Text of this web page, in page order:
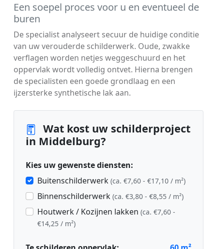
Een soepel proces voor u en eventueel de
buren
De specialist analyseert secuur de huidige conditie
van uw verouderde schilderwerk. Oude, zwakke
verflagen worden netjes weggeschuurd en het
oppervlak wordt volledig ontvet. Hierna brengen
de specialisten een goede grondlaag en een
ijzersterke synthetische lak aan.
Wat kost uw schilderproject
in Middelburg?
Kies uw gewenste diensten:
Buitenschilderwerk (ca. €7,60 - €17,10 / m²)
Binnenschilderwerk (ca. €3,80 - €8,55 / m²)
Houtwerk / Kozijnen lakken (ca. €7,60 -
€14,25 / m²)